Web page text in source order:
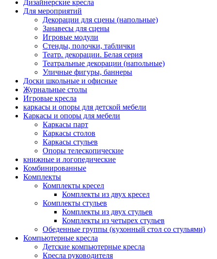
Дизайнерские кресла
Для мероприятий
Декорации для сцены (напольные)
Занавесы для сцены
Игровые модули
Стенды, полочки, таблички
Театр. декорации. Белая серия
Театральные декорации (напольные)
Уличные фигуры, баннеры
Доски школьные и офисные
Журнальные столы
Игровые кресла
каркасы и опоры для детской мебели
Каркасы и опоры для мебели
Каркасы парт
Каркасы столов
Каркасы стульев
Опоры телескопические
книжные и логопедические
Комбинированные
Комплекты
Комплекты кресел
Комплекты из двух кресел
Комплекты стульев
Комплекты из двух стульев
Комплекты из четырех стульев
Обеденные группы (кухонный стол со стульями)
Компьютерные кресла
Детские компьютерные кресла
Кресла руководителя